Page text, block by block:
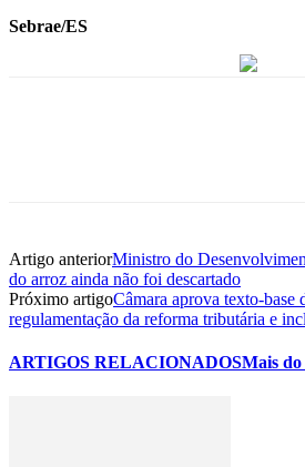
Sebrae/ES
Artigo anteriorMinistro do
do arroz ainda não foi descartado
Próximo artigoCâmara aprova texto-base
regulamentação da reforma tributária e
ARTIGOS RELACIONADOSMais